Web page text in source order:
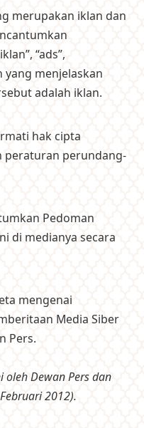
merupakan iklan dan
“ads”,
yang menjelaskan
adalah iklan.
hak cipta
peraturan perundang-
Pedoman
di medianya secara
mengenai
Media Siber
Pers.
Dewan Pers dan
2012).